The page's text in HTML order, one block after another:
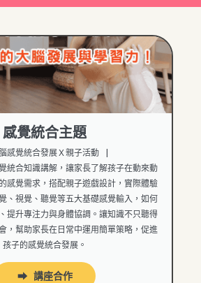
感覺統合主題
感覺統合發展Ｘ親子活動 |
統合知識講解，讓家長了解孩子在動來動
感覺需求，搭配親子遊戲設計，實際體驗
、視覺、聽覺等五大基礎感覺輸入，如何
提升專注力與身體協調。讓知識不只聽得
，幫助家長在日常中運用簡單策略，促進
孩子的感覺統合發展。
⮕ 講座合作